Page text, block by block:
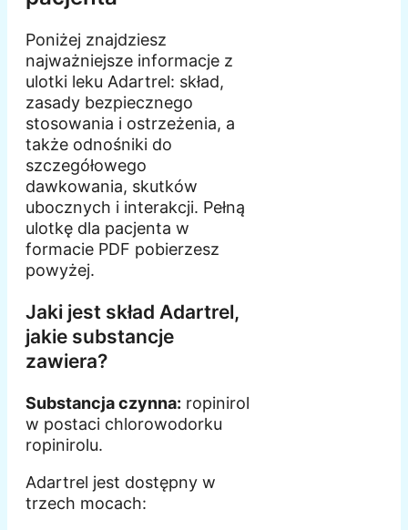
Poniżej znajdziesz
najważniejsze informacje z
ulotki leku Adartrel: skład,
zasady bezpiecznego
stosowania i ostrzeżenia, a
także odnośniki do
szczegółowego
dawkowania, skutków
ubocznych i interakcji. Pełną
ulotkę dla pacjenta w
formacie PDF pobierzesz
powyżej.
Jaki jest skład Adartrel,
jakie substancje
zawiera?
Substancja czynna: ropinirol
w postaci chlorowodorku
ropinirolu.
Adartrel jest dostępny w
trzech mocach: